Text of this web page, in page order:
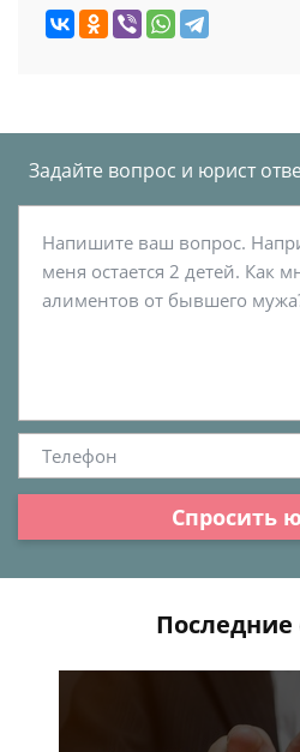
Задайте вопрос и юрист
Спросить
Последние